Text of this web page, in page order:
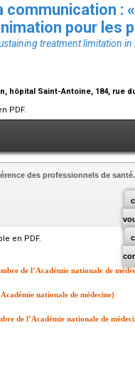
communication :
pour les
treatment limitation
hôpital Saint-Antoine, 184, rue
PDF.
des professionnels de santé.
en PDF.
de l’Académie nationale de
nationale de médecine)
de l’Académie nationale de